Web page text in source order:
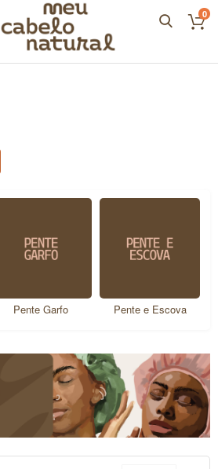
0
Pente e Escova Frascos